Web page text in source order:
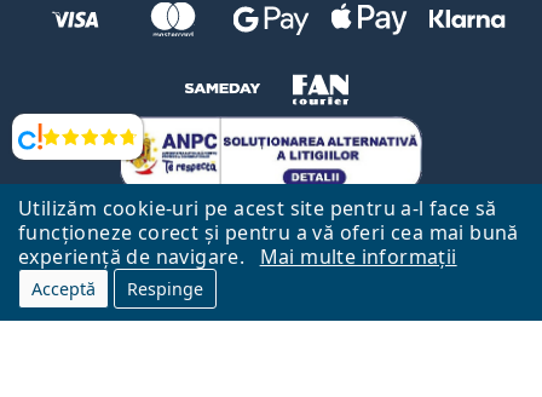
Utilizăm cookie-uri pe acest site pentru a-l face să
funcționeze corect și pentru a vă oferi cea mai bună
experiență de navigare.
Mai multe informații
Acceptă Respinge
Opinii
Către Pagina Principală
Mai sus